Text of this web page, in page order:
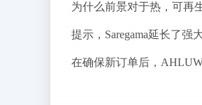
提示，Saregama延长了强
在确保新订单后，